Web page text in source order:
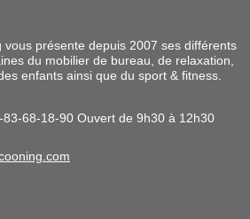
vous présente depuis 2007 ses différents
du mobilier de bureau, de relaxation,
enfants ainsi que du sport & fitness.
68-18-90 Ouvert de 9h30 à 12h30